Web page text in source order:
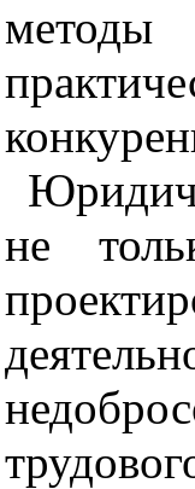
методы
Юрид
не
деятельн
недо